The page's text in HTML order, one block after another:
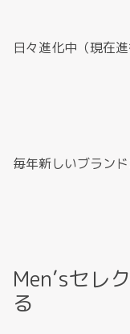
日々進化中（現在進
毎年新しいブラン
Men’sセレ
る